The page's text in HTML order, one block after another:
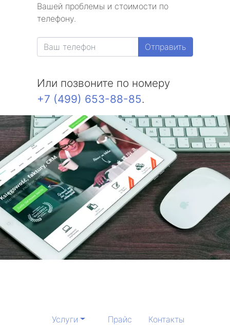
Вашей проблемы и стоимости по
телефону.
Отправить
Или позвоните по номеру
+7 (499) 653-88-85.
Услуги Прайс Контакты